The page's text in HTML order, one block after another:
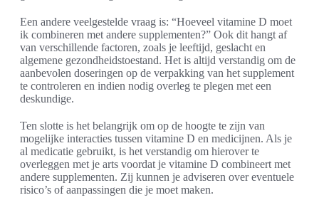
Een andere veelgestelde vraag is: “Hoeveel vitamine D moet
ik combineren met andere supplementen?” Ook dit hangt af
van verschillende factoren, zoals je leeftijd, geslacht en
algemene gezondheidstoestand. Het is altijd verstandig om de
aanbevolen doseringen op de verpakking van het supplement
te controleren en indien nodig overleg te plegen met een
deskundige.
Ten slotte is het belangrijk om op de hoogte te zijn van
mogelijke interacties tussen vitamine D en medicijnen. Als je
al medicatie gebruikt, is het verstandig om hierover te
overleggen met je arts voordat je vitamine D combineert met
andere supplementen. Zij kunnen je adviseren over eventuele
risico’s of aanpassingen die je moet maken.